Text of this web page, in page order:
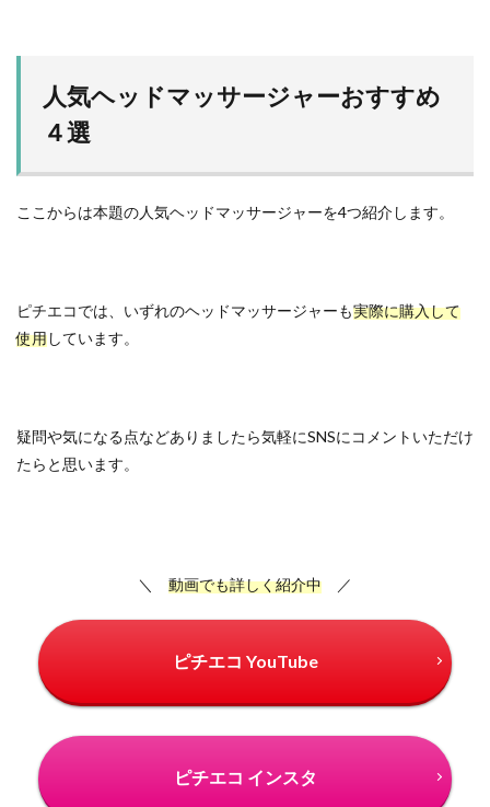
人気ヘッドマッサージャーおすすめ
４選
ここからは本題の人気ヘッドマッサージャーを4つ紹介します。
ピチエコでは、いずれのヘッドマッサージャーも実際に購入して
使用しています。
疑問や気になる点などありましたら気軽にSNSにコメントいただけ
たらと思います。
＼ 動画でも詳しく紹介中 ／
ピチエコ YouTube
ピチエコ インスタ